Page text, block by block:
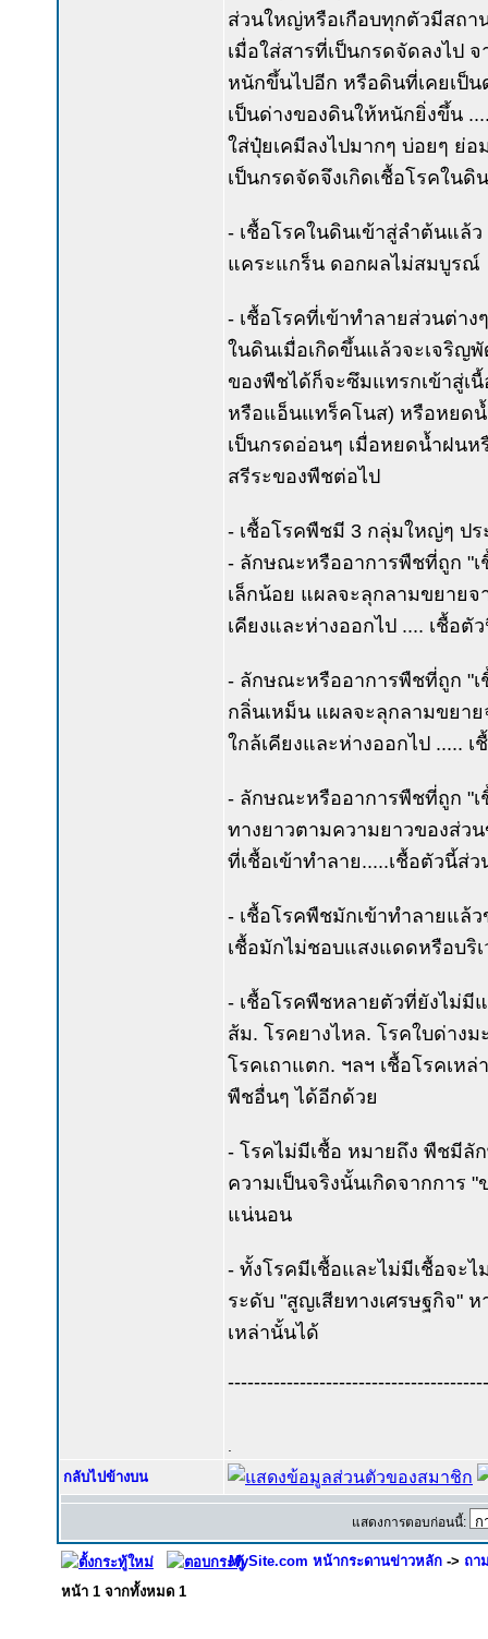
ส่วนใหญ่หรือเกือบทุกตัวมีสถา
เมื่อใส่สารที่เป็นกรดจัดลงไป
หนักขึ้นไปอีก หรือดินที่เคยเป็น
เป็นด่างของดินให้หนักยิ่งขึ้น
ใส่ปุ๋ยเคมีลงไปมากๆ บ่อยๆ ย่
เป็นกรดจัดจึงเกิดเชื้อโรคในดิ
- เชื้อโรคในดินเข้าสู่ลำต้นแล้
แคระแกร็น ดอกผลไม่สมบูรณ์
- เชื้อโรคที่เข้าทำลายส่วนต่า
ในดินเมื่อเกิดขึ้นแล้วจะเจริญ
ของพืชได้ก็จะซึมแทรกเข้าสู่เ
หรือแอ็นแทร็คโนส) หรือหยดน้
เป็นกรดอ่อนๆ เมื่อหยดน้ำฝน
สรีระของพืชต่อไป
- เชื้อโรคพืชมี 3 กลุ่มใหญ่ๆ ปร
- ลักษณะหรืออาการพืชที่ถูก "
เล็กน้อย แผลจะลุกลามขยาย
เคียงและห่างออกไป .... เชื้อ
- ลักษณะหรืออาการพืชที่ถูก "เ
กลิ่นเหม็น แผลจะลุกลามขยา
ใกล้เคียงและห่างออกไป .....
- ลักษณะหรืออาการพืชที่ถูก "เ
ทางยาวตามความยาวของส่
ที่เชื้อเข้าทำลาย.....เชื้อตัวนี้ส่
- เชื้อโรคพืชมักเข้าทำลายแล้
เชื้อมักไม่ชอบแสงแดดหรือบ
- เชื้อโรคพืชหลายตัวที่ยังไม่มี
ส้ม. โรคยางไหล. โรคใบด่าง
โรคเถาแตก. ฯลฯ เชื้อโรคเห
พืชอื่นๆ ได้อีกด้วย
- โรคไม่มีเชื้อ หมายถึง พืชมีลั
ความเป็นจริงนั้นเกิดจากการ
แน่นอน
- ทั้งโรคมีเชื้อและไม่มีเชื้อจะ
ระดับ "สูญเสียทางเศรษฐกิจ"
เหล่านั้นได้
กลับไปข้างบน
แสดงการตอบก่อนนี้:
MySite.com หน้ากระดานข่าวหลัก -> ถา
หน้า 1 จากทั้งหมด 1